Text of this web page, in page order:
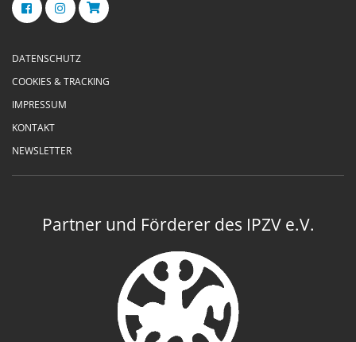
DATENSCHUTZ
COOKIES & TRACKING
IMPRESSUM
KONTAKT
NEWSLETTER
Partner und Förderer des IPZV e.V.